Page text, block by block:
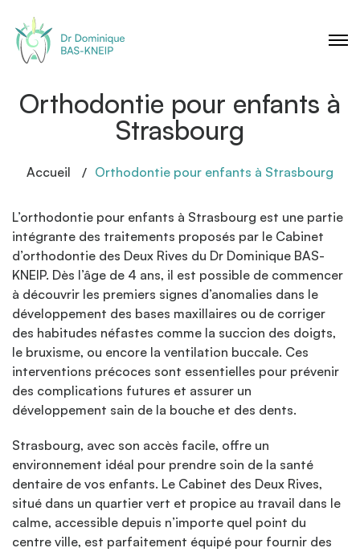
Orthodontie pour enfants à
Strasbourg
Accueil Orthodontie pour enfants à Strasbourg
L’orthodontie pour enfants à Strasbourg est une partie
intégrante des traitements proposés par le Cabinet
d’orthodontie des Deux Rives du Dr Dominique BAS-
KNEIP. Dès l’âge de 4 ans, il est possible de commencer
à découvrir les premiers signes d’anomalies dans le
développement des bases maxillaires ou de corriger
des habitudes néfastes comme la succion des doigts,
le bruxisme, ou encore la ventilation buccale. Ces
interventions précoces sont essentielles pour prévenir
des complications futures et assurer un
développement sain de la bouche et des dents.
Strasbourg, avec son accès facile, offre un
environnement idéal pour prendre soin de la santé
dentaire de vos enfants. Le Cabinet des Deux Rives,
situé dans un quartier vert et propice au travail dans le
calme, accessible depuis n’importe quel point du
centre ville, est parfaitement équipé pour fournir des